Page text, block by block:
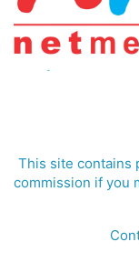
This site contains
commission if you